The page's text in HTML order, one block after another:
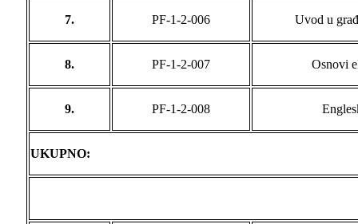
7. PF-1-2-006 Uvod u
8. PF-1-2-007 Osnovi
9. PF-1-2-008
UKUPNO: